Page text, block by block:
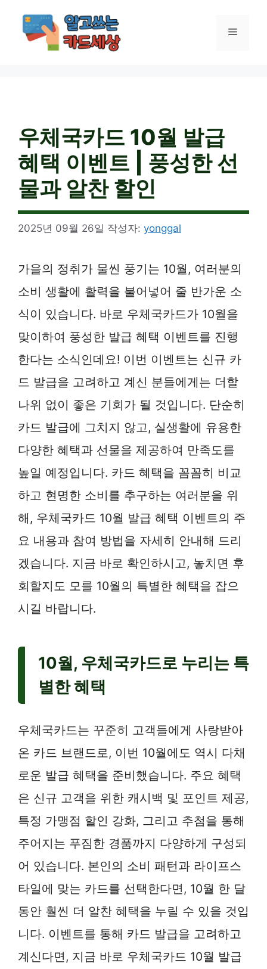
메
우체국카드 10월 발급
혜택 이벤트 | 풍성한 선
물과 알찬 할인
2025년 09월 26일 작성자: yonggal
가을의 정취가 물씬 풍기는 10월, 여러분의
소비 생활에 활력을 불어넣어 줄 반가운 소
식이 있습니다. 바로 우체국카드가 10월을
맞이하여 풍성한 발급 혜택 이벤트를 진행
한다는 소식인데요! 이번 이벤트는 신규 카
드 발급을 고려하고 계신 분들에게는 더할
나위 없이 좋은 기회가 될 것입니다. 단순히
카드 발급에 그치지 않고, 실생활에 유용한
다양한 혜택과 선물을 제공하여 만족도를
높일 예정입니다. 카드 혜택을 꼼꼼히 비교
하고 현명한 소비를 추구하는 여러분을 위
해, 우체국카드 10월 발급 혜택 이벤트의 주
요 내용과 참여 방법을 자세히 안내해 드리
겠습니다. 지금 바로 확인하시고, 놓치면 후
회할지도 모를 10월의 특별한 혜택을 잡으
시길 바랍니다.
10월, 우체국카드로 누리는 특
별한 혜택
우체국카드는 꾸준히 고객들에게 사랑받아
온 카드 브랜드로, 이번 10월에도 역시 다채
로운 발급 혜택을 준비했습니다. 주요 혜택
은 신규 고객을 위한 캐시백 및 포인트 제공,
특정 가맹점 할인 강화, 그리고 추첨을 통해
주어지는 푸짐한 경품까지 다양하게 구성되
어 있습니다. 본인의 소비 패턴과 라이프스
타일에 맞는 카드를 선택한다면, 10월 한 달
동안 훨씬 더 알찬 혜택을 누릴 수 있을 것입
니다. 이벤트를 통해 카드 발급을 고려하고
계신다면, 지금 바로 우체국카드 10월 발급